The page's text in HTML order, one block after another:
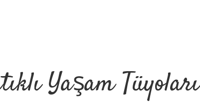
Yaşam Tüyoları